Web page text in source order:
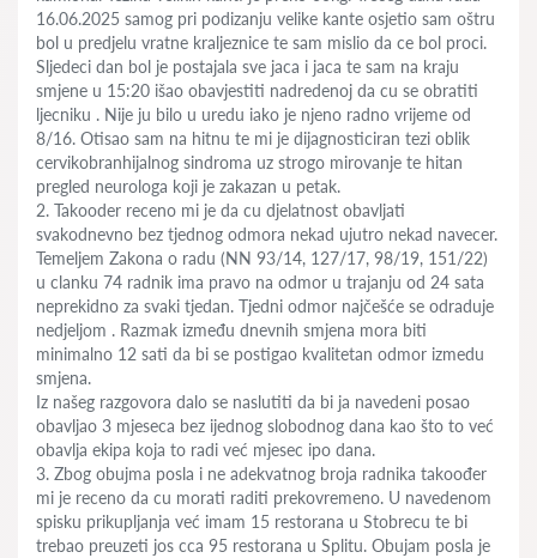
16.06.2025 samog pri podizanju velike kante osjetio sam oštru
bol u predjelu vratne kraljeznice te sam mislio da ce bol proci.
Sljedeci dan bol je postajala sve jaca i jaca te sam na kraju
smjene u 15:20 išao obavjestiti nadredenoj da cu se obratiti
ljecniku . Nije ju bilo u uredu iako je njeno radno vrijeme od
8/16. Otisao sam na hitnu te mi je dijagnosticiran tezi oblik
cervikobranhijalnog sindroma uz strogo mirovanje te hitan
pregled neurologa koji je zakazan u petak.
2. Takooder receno mi je da cu djelatnost obavljati
svakodnevno bez tjednog odmora nekad ujutro nekad navecer.
Temeljem Zakona o radu (NN 93/14, 127/17, 98/19, 151/22)
u clanku 74 radnik ima pravo na odmor u trajanju od 24 sata
neprekidno za svaki tjedan. Tjedni odmor najčešće se odraduje
nedjeljom . Razmak između dnevnih smjena mora biti
minimalno 12 sati da bi se postigao kvalitetan odmor izmedu
smjena.
Iz našeg razgovora dalo se naslutiti da bi ja navedeni posao
obavljao 3 mjeseca bez ijednog slobodnog dana kao što to već
obavlja ekipa koja to radi već mjesec ipo dana.
3. Zbog obujma posla i ne adekvatnog broja radnika takoođer
mi je receno da cu morati raditi prekovremeno. U navedenom
spisku prikupljanja već imam 15 restorana u Stobrecu te bi
trebao preuzeti jos cca 95 restorana u Splitu. Obujam posla je